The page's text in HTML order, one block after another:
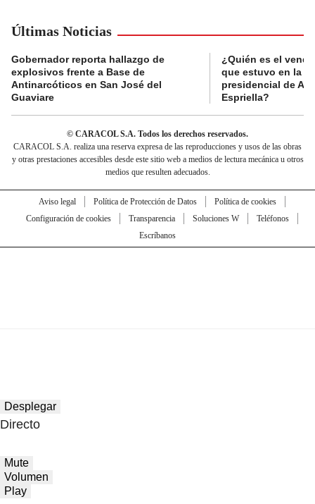
Últimas Noticias
Gobernador reporta hallazgo de
explosivos frente a Base de
Antinarcóticos en San José del
Guaviare
¿Quién es el
que estuvo en la
presidencial de
Espriella?
© CARACOL S.A. Todos los derechos reservados.
CARACOL S.A. realiza una reserva expresa de las reproducciones y usos de las obras
y otras prestaciones accesibles desde este sitio web a medios de lectura mecánica u otros
medios que resulten adecuados.
Aviso legal Política de Protección de Datos
Política de cookies
Configuración de cookies
Transparencia Soluciones W
Teléfonos
Escríbanos
Desplegar
Directo
Mute
Volumen
Play